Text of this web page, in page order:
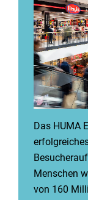
Das HUMA
Menschen
von 160